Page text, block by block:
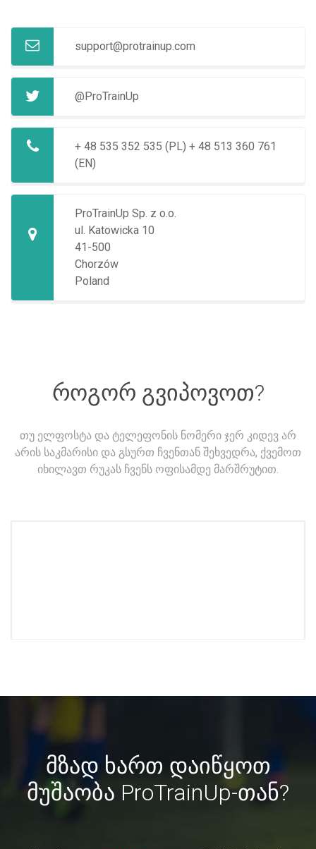
support@protrainup.com
@ProTrainUp
+ 48 535 352 535 (PL) + 48 513 360 761
(EN)
ProTrainUp Sp. z o.o.
ul. Katowicka 10
41-500
Chorzów
Poland
როგორ გვიპოვოთ?
თუ ელფოსტა და ტელეფონის ნომერი ჯერ კიდევ არ
არის საკმარისი და გსურთ ჩვენთან შეხვედრა, ქვემოთ
იხილავთ რუკას ჩვენს ოფისამდე მარშრუტით.
მზად ხართ დაიწყოთ
მუშაობა ProTrainUp-თან?